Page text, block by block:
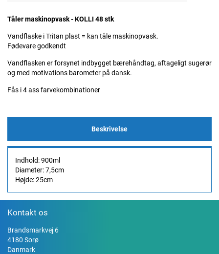
Tåler maskinopvask - KOLLI 48 stk
Vandflaske i Tritan plast = kan tåle maskinopvask.
Fødevare godkendt
Vandflasken er forsynet indbygget bærehåndtag, aftageligt sugerør
og med motivations barometer på dansk.
Fås i 4 ass farvekombinationer
Beskrivelse
Indhold: 900ml
Diameter: 7,5cm
Højde: 25cm
Kontakt os
Brandsmarkvej 6
4180 Sorø
Danmark